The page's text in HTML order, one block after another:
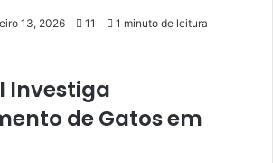
13, 2026 11 1 minuto de leitura
Investiga
de Gatos em